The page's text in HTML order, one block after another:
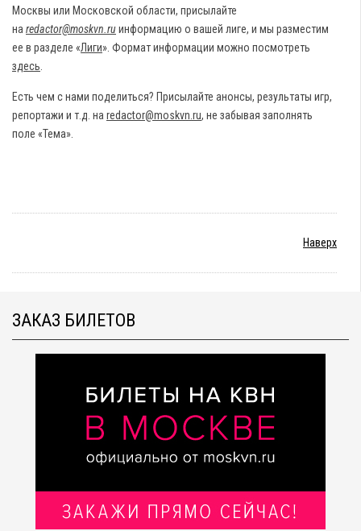
Москвы или Московской области, присылайте
на redactor@moskvn.ruинформацию о вашей лиге, и мы разместим
ее в разделе «Лиги». Формат информации можно посмотреть
здесь
Есть чем с нами поделиться? Присылайте анонсы, результаты игр,
репортажи и т.д. на redactor@moskvn.ru, не забывая заполнять
поле «Тема».
Наверх
ЗАКАЗ БИЛЕТОВ